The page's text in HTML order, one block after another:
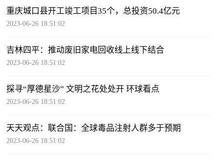
重庆城口县开工竣工项目35个，总投资50.4亿元
2023-06-26 18:51:02
吉林四平：推动废旧家电回收线上线下结合
2023-06-26 18:51:02
探寻“厚德星沙” 文明之花处处开 环球看点
2023-06-26 18:51:02
天天观点：联合国：全球毒品注射人群多于预期
2023-06-26 18:51:02